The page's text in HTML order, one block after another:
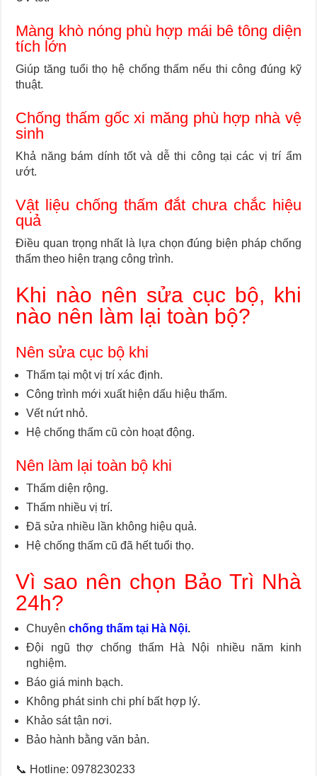
Màng khò nóng phù hợp mái bê tông diện
tích lớn
Giúp tăng tuổi thọ hệ chống thấm nếu thi công đúng kỹ
thuật.
Chống thấm gốc xi măng phù hợp nhà vệ
sinh
Khả năng bám dính tốt và dễ thi công tại các vị trí ẩm
ướt.
Vật liệu chống thấm đắt chưa chắc hiệu
quả
Điều quan trọng nhất là lựa chọn đúng biện pháp chống
thấm theo hiện trạng công trình.
Khi nào nên sửa cục bộ, khi
nào nên làm lại toàn bộ?
Nên sửa cục bộ khi
Thấm tại một vị trí xác định.
Công trình mới xuất hiện dấu hiệu thấm.
Vết nứt nhỏ.
Hệ chống thấm cũ còn hoạt động.
Nên làm lại toàn bộ khi
Thấm diện rộng.
Thấm nhiều vị trí.
Đã sửa nhiều lần không hiệu quả.
Hệ chống thấm cũ đã hết tuổi thọ.
Vì sao nên chọn Bảo Trì Nhà
24h?
Chuyênchống thấm tại Hà Nội.
Đội ngũ thợ chống thấm Hà Nội nhiều năm kinh
nghiệm.
Báo giá minh bạch.
Không phát sinh chi phí bất hợp lý.
Khảo sát tận nơi.
Bảo hành bằng văn bản.
📞 Hotline: 0978230233